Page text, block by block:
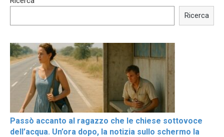
Trying BOLLYWOOD
Shocking illusion - Pretty
Ricerca
Passò accanto al ragazzo che le chiese sottovoce
dell’acqua. Un’ora dopo, la notizia sullo schermo la